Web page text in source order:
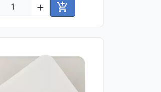
 
Ajouter au panier